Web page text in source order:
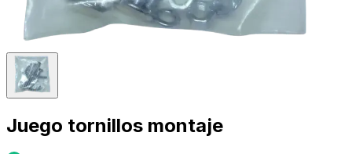
Juego tornillos montaje